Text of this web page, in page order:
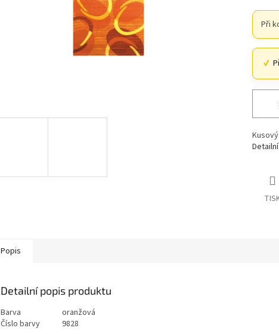
Při
Popis
Detailní popis produktu
Barva
oranžová
Číslo barvy
9828